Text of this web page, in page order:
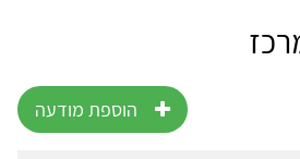
הוספת מודעה